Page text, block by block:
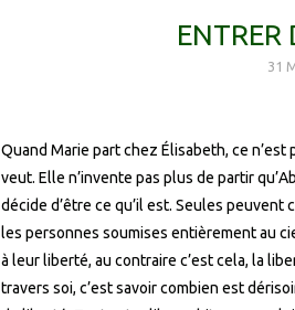
ENTRER
31
Quand Marie part chez Élisabeth, ce n’est
veut. Elle n’invente pas plus de partir
décide d’être ce qu’il est. Seules
les personnes soumises entièrement au
à leur liberté, au contraire c’est cela, la
travers soi, c’est savoir combien est